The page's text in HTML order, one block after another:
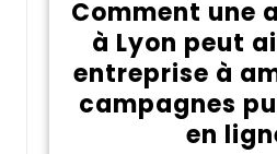
Comment une
à Lyon peut
entreprise à
campagnes
en